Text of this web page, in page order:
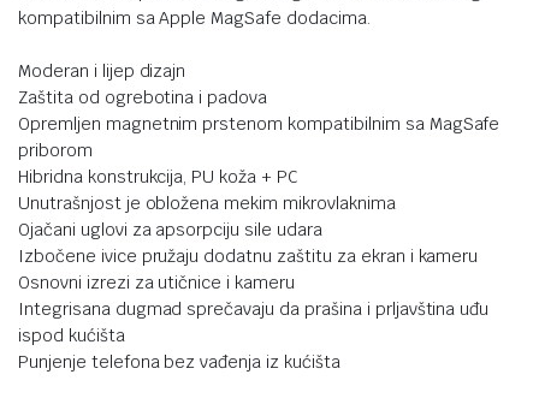
kompatibilnim sa Apple MagSafe dodacima.
Moderan i lijep dizajn
Zaštita od ogrebotina i padova
Opremljen magnetnim prstenom kompatibilnim sa MagSafe
priborom
Hibridna konstrukcija, PU koža + PC
Unutrašnjost je obložena mekim mikrovlaknima
Ojačani uglovi za apsorpciju sile udara
Izbočene ivice pružaju dodatnu zaštitu za ekran i kameru
Osnovni izrezi za utičnice i kameru
Integrisana dugmad sprečavaju da prašina i prljavština uđu
ispod kućišta
Punjenje telefona bez vađenja iz kućišta